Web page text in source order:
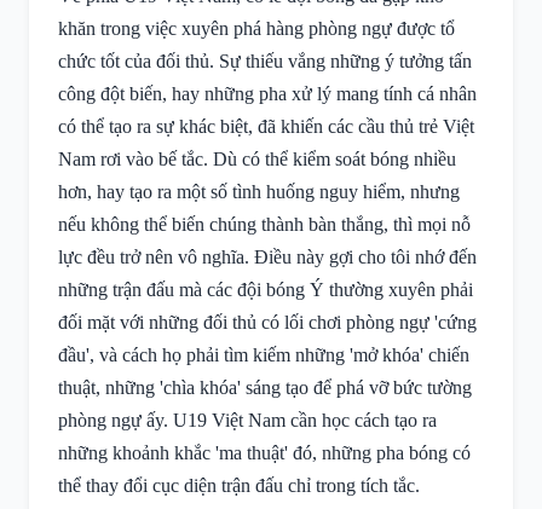
khăn trong việc xuyên phá hàng phòng ngự được tổ
chức tốt của đối thủ. Sự thiếu vắng những ý tưởng tấn
công đột biến, hay những pha xử lý mang tính cá nhân
có thể tạo ra sự khác biệt, đã khiến các cầu thủ trẻ Việt
Nam rơi vào bế tắc. Dù có thể kiểm soát bóng nhiều
hơn, hay tạo ra một số tình huống nguy hiểm, nhưng
nếu không thể biến chúng thành bàn thắng, thì mọi nỗ
lực đều trở nên vô nghĩa. Điều này gợi cho tôi nhớ đến
những trận đấu mà các đội bóng Ý thường xuyên phải
đối mặt với những đối thủ có lối chơi phòng ngự 'cứng
đầu', và cách họ phải tìm kiếm những 'mở khóa' chiến
thuật, những 'chìa khóa' sáng tạo để phá vỡ bức tường
phòng ngự ấy. U19 Việt Nam cần học cách tạo ra
những khoảnh khắc 'ma thuật' đó, những pha bóng có
thể thay đổi cục diện trận đấu chỉ trong tích tắc.